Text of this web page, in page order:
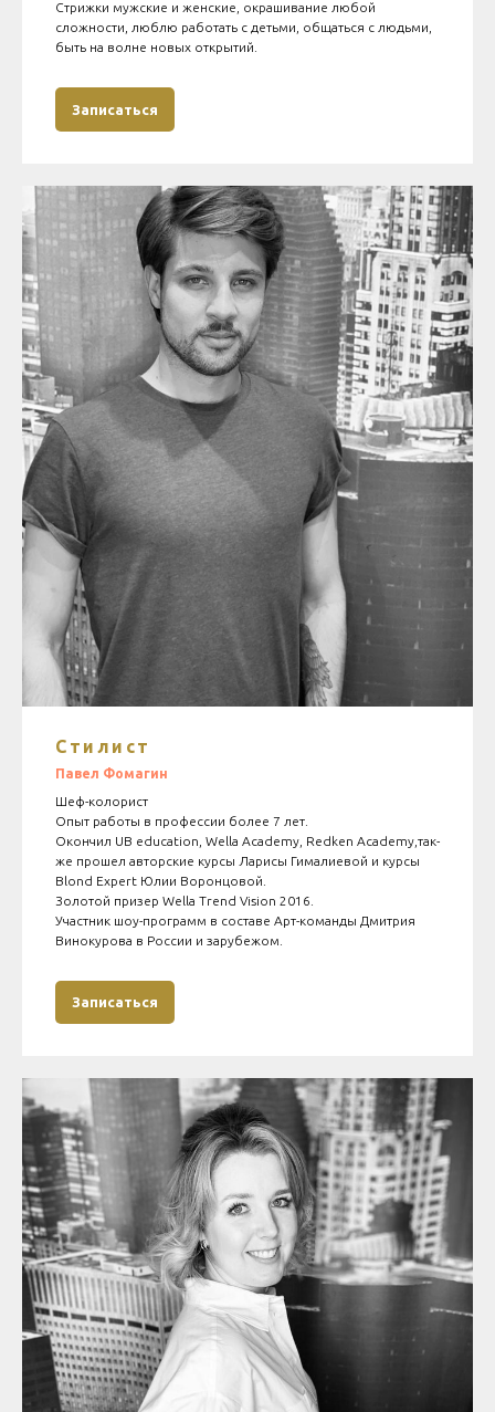
Стрижки мужские и женские, окрашивание любой
сложности, люблю работать с детьми, общаться с людьми,
быть на волне новых открытий.
Записаться
Стилист
Павел Фомагин
Шеф-колорист
Опыт работы в профессии более 7 лет.
Окончил UB education, Wella Academy, Redken Academy,так-
же прошел авторские курсы Ларисы Гималиевой и курсы
Blond Expert Юлии Воронцовой.
Золотой призер Wella Trend Vision 2016.
Участник шоу-программ в составе Арт-команды Дмитрия
Винокурова в России и зарубежом.
Записаться